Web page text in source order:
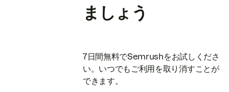
ましょう
7日間無料でSemrushをお試しくださ
い。いつでもご利用を取り消すことが
できます。